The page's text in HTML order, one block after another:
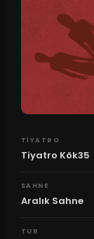
TIYATRO
Tiyatro Kök35
SAHNE
Aralık Sahne
TUR